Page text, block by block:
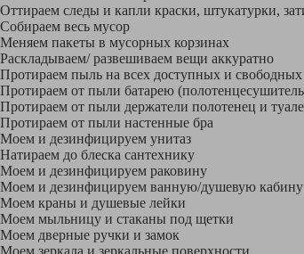
Оттираем следы и капли краски, штукатурки,
Собираем весь мусор
Меняем пакеты в мусорных корзинах
Раскладываем/ развешиваем вещи аккуратно
Протираем пыль на всех доступных и свободных
Протираем от пыли батарею
Протираем от пыли держатели полотенец и
Протираем от пыли настенные бра
Моем и дезинфицируем унитаз
Натираем до блеска сантехнику
Моем и дезинфицируем раковину
Моем и дезинфицируем ванную/душевую кабину
Моем краны и душевые лейки
Моем мыльницу и стаканы под щетки
Моем дверные ручки и замок
Моем зеркала и зеркальные поверхности